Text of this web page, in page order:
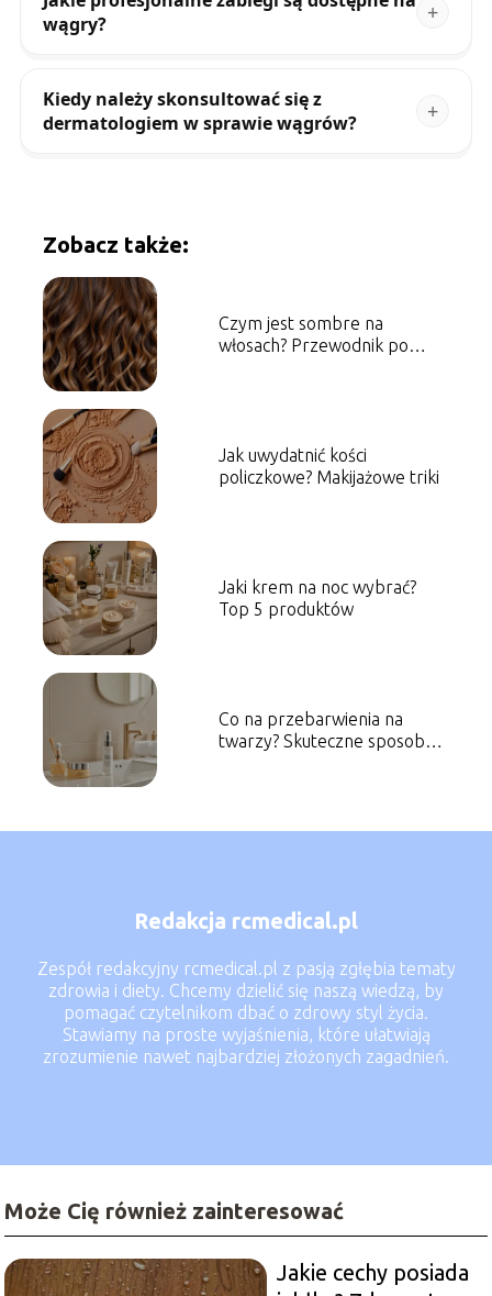
wągry?
Kiedy należy skonsultować się z
dermatologiem w sprawie wągrów?
Zobacz także:
Czym jest sombre na
włosach? Przewodnik po
Jak uwydatnić kości
policzkowe? Makijażowe triki
Jaki krem na noc wybrać?
Top 5 produktów
Co na przebarwienia na
twarzy? Skuteczne sposoby
Redakcja rcmedical.pl
Zespół redakcyjny rcmedical.pl z pasją zgłębia tematy
zdrowia i diety. Chcemy dzielić się naszą wiedzą, by
pomagać czytelnikom dbać o zdrowy styl życia.
Stawiamy na proste wyjaśnienia, które ułatwiają
zrozumienie nawet najbardziej złożonych zagadnień.
Może Cię również zainteresować
Jakie cechy posiada